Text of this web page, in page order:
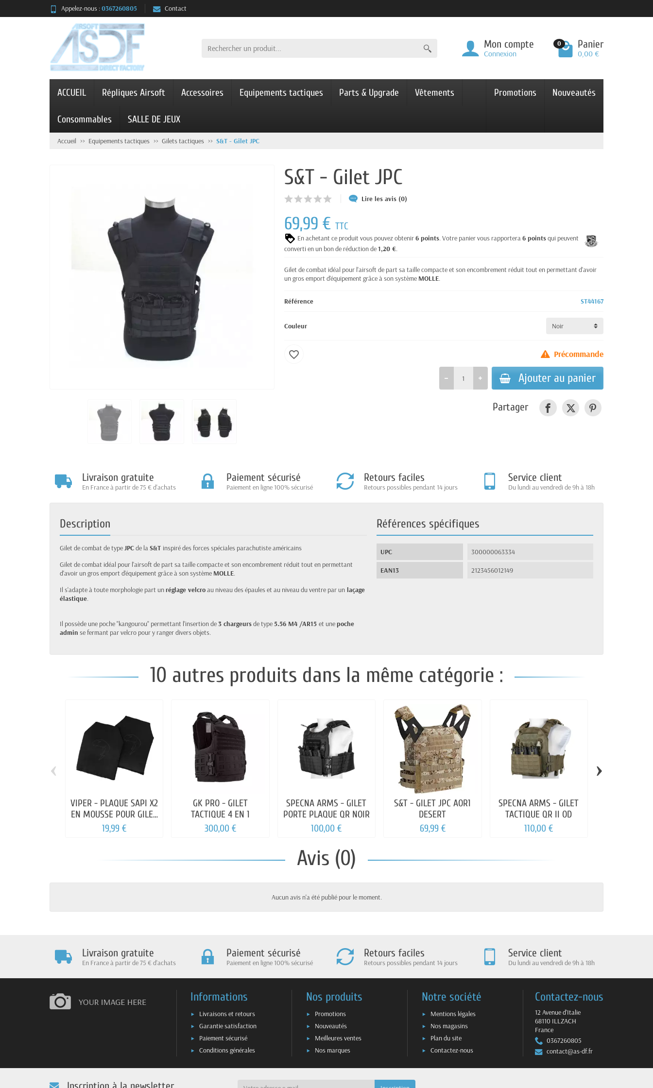
Appelez-nous :0367260805 Contact
Mon compte
Connexion
0 Panier
0,00 €
ACCUEIL Répliques Airsoft Accessoires Equipements tactiques Parts & Upgrade Vêtements
Consommables SALLE DE JEUX
Promotions Nouveautés
Accueil Equipements tactiques Gilets tactiques S&T - Gilet JPC
S&T - Gilet JPC
Lire les avis (0)
69,99 €TTC
En achetant ce produit vous pouvez obtenir6 points. Votre panier vous rapportera6 pointsqui peuvent être
converti en un bon de réduction de1,20 €.
Gilet de combat idéal pour l'airsoft de part sa taille compacte et son encombrement réduit tout en permettant d'avoir
un gros emport d'équipement grâce à son système MOLLE.
Référence ST44167
Couleur
Précommande
Ajouter au panier
favorite_border
Partager
Livraison gratuite
En France à partir de 75 € d'achats
Paiement sécurisé
Paiement en ligne 100% sécurisé
Retours faciles
Retours possibles pendant 14 jours
Service client
Du lundi au vendredi de 9h à 18h
Description
Gilet de combat de typeJPCde laS&T inspiré des forces spéciales parachutiste américains
Gilet de combat idéal pour l'airsoft de part sa taille compacte et son encombrement réduit tout en permettant
d'avoir un gros emport d'équipement grâce à son système MOLLE.
Il s'adapte à toute morphologie part unréglage velcroau niveau des épaules et au niveau du ventre par un laçage
élastique.
Il possède une poche "kangourou" permettant l'insertion de3 chargeursde type5.56 M4 /AR15 et unepoche
admin se fermant par velcro pour y ranger divers objets.
Références spécifiques
UPC 300000063334
EAN13 2123456012149
10 autres produits dans la même catégorie :
VIPER - PLAQUE SAPI X2
EN MOUSSE POUR GILET
TACTIQUE
19,99 €
GK PRO - GILET
TACTIQUE 4 EN 1
300,00 €
SPECNA ARMS - GILET
PORTE PLAQUE QR NOIR
100,00 €
S&T - GILET JPC AOR1
DESERT
69,99 €
SPECNA ARMS - GILET
TACTIQUE QR II OD
110,00 €
‹ ›
Avis (0)
Aucun avis n'a été publié pour le moment.
Livraison gratuite
En France à partir de 75 € d'achats
Paiement sécurisé
Paiement en ligne 100% sécurisé
Retours faciles
Retours possibles pendant 14 jours
Service client
Du lundi au vendredi de 9h à 18h
Informations
Livraisons et retours
Garantie satisfaction
Paiement sécurisé
Conditions générales
Nos produits
Promotions
Nouveautés
Meilleures ventes
Nos marques
Notre société
Mentions légales
Nos magasins
Plan du site
Contactez-nous
Contactez-nous
12 Avenue d'Italie
68110 ILLZACH
France
0367260805
contact@as-df.fr